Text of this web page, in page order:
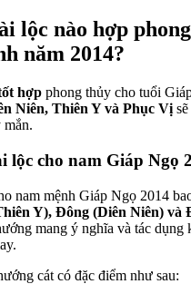
lộc nào hợp
năm 2014?
hợp phong thủy cho tuổi
Niên, Thiên Y và Phục Vị
mắn.
lộc cho nam Giáp Ngọ
nam mệnh Giáp Ngọ 2014
Y), Đông (Diên Niên) và
mang ý nghĩa và tác dụng
cát có đặc điểm như sau: